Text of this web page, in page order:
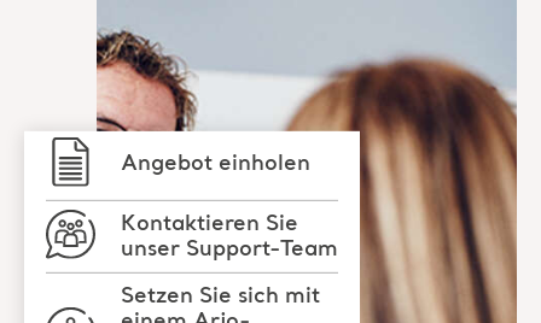
Angebot einholen
Kontaktieren Sie
unser Support-Team
Setzen Sie sich mit